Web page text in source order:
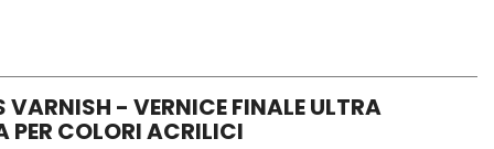
VARNISH - VERNICE FINALE ULTRA
PER COLORI ACRILICI